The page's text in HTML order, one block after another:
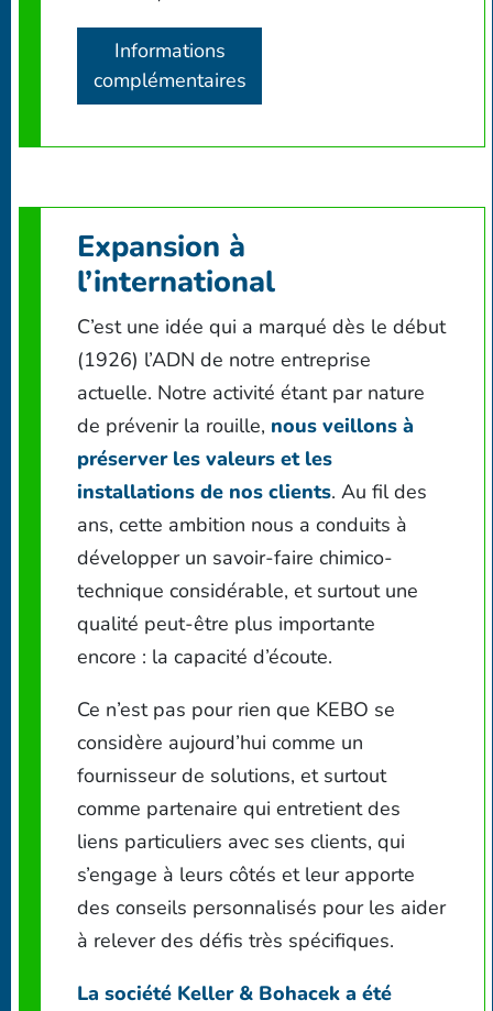
Informations
complémentaires
Expansion à
l’international
C’est une idée qui a marqué dès le début
(1926) l’ADN de notre entreprise
actuelle. Notre activité étant par nature
de prévenir la rouille, nous veillons à
préserver les valeurs et les
installations de nos clients. Au fil des
ans, cette ambition nous a conduits à
développer un savoir-faire chimico-
technique considérable, et surtout une
qualité peut-être plus importante
encore : la capacité d’écoute.
Ce n’est pas pour rien que KEBO se
considère aujourd’hui comme un
fournisseur de solutions, et surtout
comme partenaire qui entretient des
liens particuliers avec ses clients, qui
s’engage à leurs côtés et leur apporte
des conseils personnalisés pour les aider
à relever des défis très spécifiques.
La société Keller & Bohacek a été